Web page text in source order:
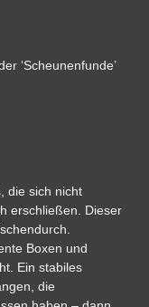
‘Scheunenfunde’
die sich nicht
erschließen. Dieser
Boxen und
Ein stabiles
die